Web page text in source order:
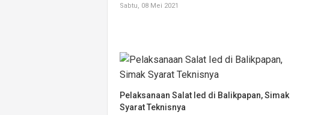
Sabtu, 08 Mei 2021
Pelaksanaan Salat Ied di Balikpapan, Simak
Syarat Teknisnya